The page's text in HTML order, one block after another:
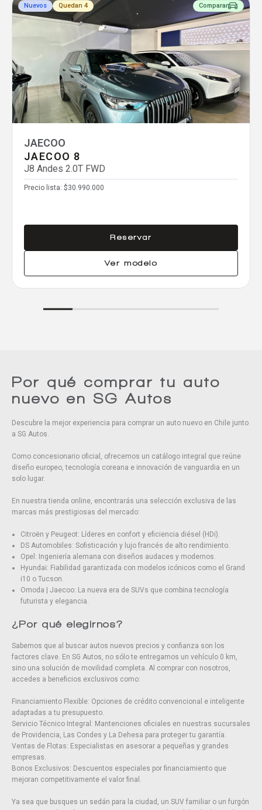
Nuevos Quedan 4 Comparar
JAECOO
JAECOO 8
J8 Andes 2.0T FWD
Precio lista: $30.990.000
Reservar
Ver modelo
Comparador
Agregar un vehículo
Agregar un vehículo
Comparar
Por qué comprar tu auto
nuevo en SG Autos
Descubre la mejor experiencia para comprar un auto nuevo en Chile junto
a SG Autos.
Como concesionario oficial, ofrecemos un catálogo integral que reúne
diseño europeo, tecnología coreana e innovación de vanguardia en un
solo lugar.
En nuestra tienda online, encontrarás una selección exclusiva de las
marcas más prestigiosas del mercado:
Citroën y Peugeot: Líderes en confort y eficiencia diésel (HDi).
DS Automobiles: Sofisticación y lujo francés de alto rendimiento.
Opel: Ingeniería alemana con diseños audaces y modernos.
Hyundai: Fiabilidad garantizada con modelos icónicos como el Grand
i10 o Tucson.
Omoda | Jaecoo: La nueva era de SUVs que combina tecnología
futurista y elegancia.
¿Por qué elegirnos?
Sabemos que al buscar autos nuevos precios y confianza son los
factores clave. En SG Autos, no sólo te entregamos un vehículo 0 km,
sino una solución de movilidad completa. Al comprar con nosotros,
accedes a beneficios exclusivos como:
Financiamiento Flexible: Opciones de crédito convencional e inteligente
adaptadas a tu presupuesto.
Servicio Técnico Integral: Mantenciones oficiales en nuestras sucursales
de Providencia, Las Condes y La Dehesa para proteger tu garantía.
Ventas de Flotas: Especialistas en asesorar a pequeñas y grandes
empresas.
Bonos Exclusivos: Descuentos especiales por financiamiento que
mejoran competitivamente el valor final.
Ya sea que busques un sedán para la ciudad, un SUV familiar o un furgón